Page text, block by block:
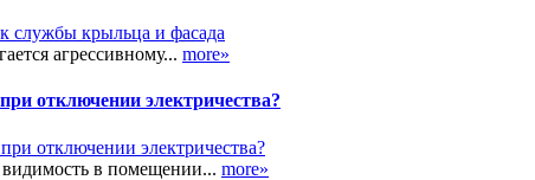
агрессивному... more»
отключении электричества?
видимость в помещении... more»